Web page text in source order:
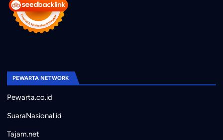
PEWARTA NETWORK
Pewarta.co.id
SuaraNasional.id
Tajam.net